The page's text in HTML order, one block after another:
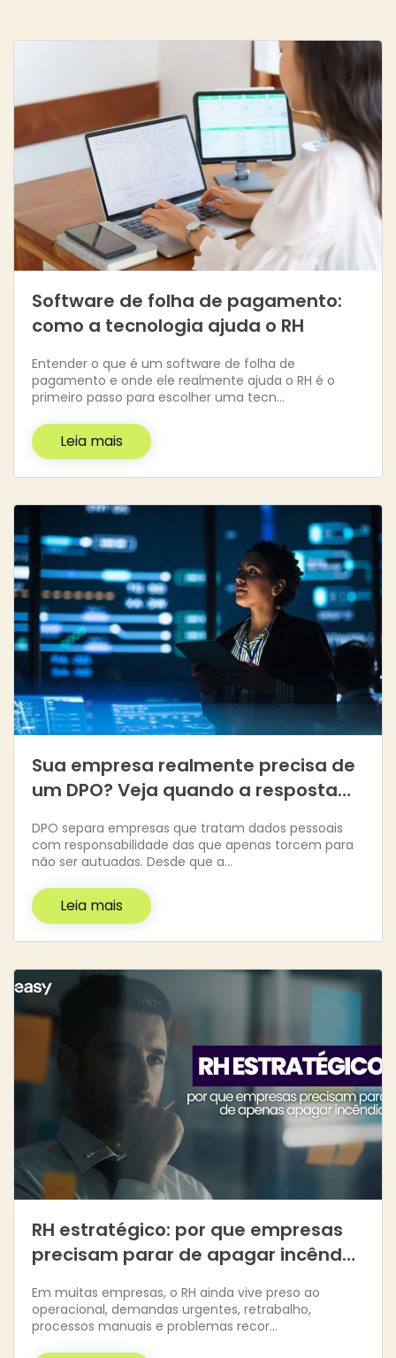
Software de folha de pagamento:
como a tecnologia ajuda o RH
Entender o que é um software de folha de
pagamento e onde ele realmente ajuda o RH é o
primeiro passo para escolher uma tecn…
Leia mais
Sua empresa realmente precisa de
um DPO? Veja quando a resposta…
DPO separa empresas que tratam dados pessoais
com responsabilidade das que apenas torcem para
não ser autuadas. Desde que a…
Leia mais
RH estratégico: por que empresas
precisam parar de apagar incênd…
Em muitas empresas, o RH ainda vive preso ao
operacional, demandas urgentes, retrabalho,
processos manuais e problemas recor…